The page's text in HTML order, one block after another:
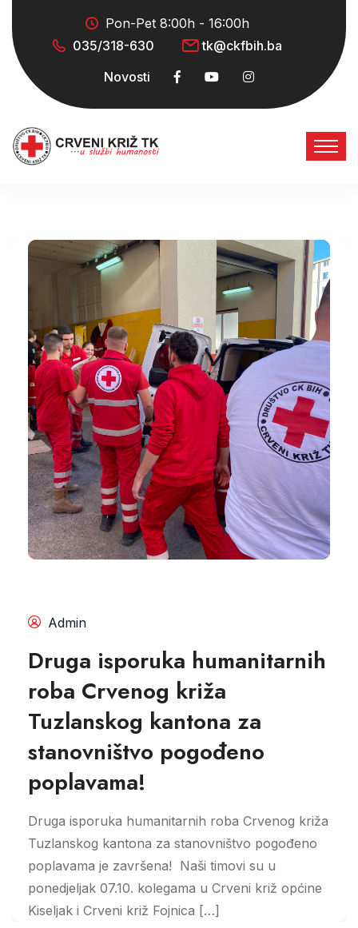
Pon-Pet 8:00h - 16:00h
035/318-630
tk@ckfbih.ba
Novosti
Admin
Druga isporuka humanitarnih
roba Crvenog križa
Tuzlanskog kantona za
stanovništvo pogođeno
poplavama!
Druga isporuka humanitarnih roba Crvenog križa
Tuzlanskog kantona za stanovništvo pogođeno
poplavama je završena! Naši timovi su u
ponedjeljak 07.10. kolegama u Crveni križ općine
Kiseljak i Crveni križ Fojnica […]